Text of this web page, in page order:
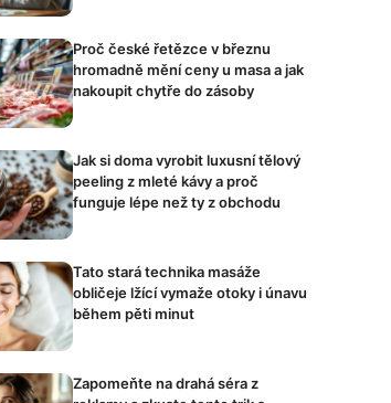
Proč české řetězce v březnu
hromadně mění ceny u masa a jak
nakoupit chytře do zásoby
Jak si doma vyrobit luxusní tělový
peeling z mleté kávy a proč
funguje lépe než ty z obchodu
Tato stará technika masáže
obličeje lžící vymaže otoky i únavu
během pěti minut
Zapomeňte na drahá séra z